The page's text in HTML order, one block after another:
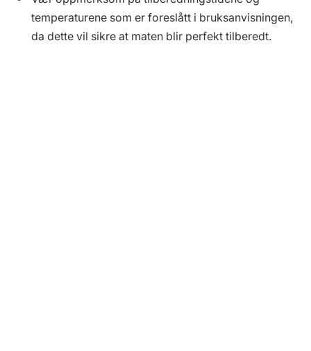
temperaturene som er foreslått i bruksanvisningen,
da dette vil sikre at maten blir perfekt tilberedt.